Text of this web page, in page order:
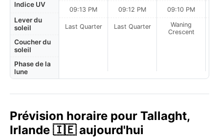
Indice UV
Lever du
soleil
Coucher du
soleil
Phase de la
lune
09:13 PM
Last Quarter
09:12 PM
Last Quarter
09:10 PM
Waning
Crescent
Prévision horaire pour Tallaght,
Irlande 🇮🇪 aujourd'hui